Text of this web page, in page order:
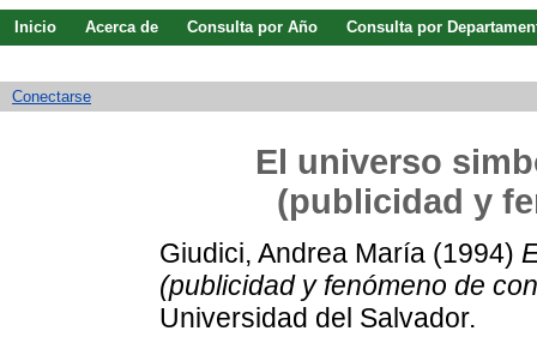
Inicio Acerca de Consulta por Año
Consulta por
Conectarse
El universo
(publicidad y
Giudici, Andrea María (1994)
(publicidad y fenómeno de
Universidad del Salvador.